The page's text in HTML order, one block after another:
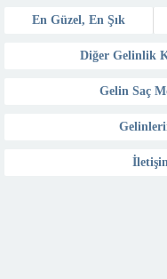
En Güzel, En Şık
Diğer Gelinlik
Gelin Saç